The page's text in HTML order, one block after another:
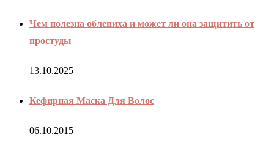
Чем полезна облепиха и может ли она защитить от
простуды
13.10.2025
Кефирная Маска Для Волос
06.10.2015